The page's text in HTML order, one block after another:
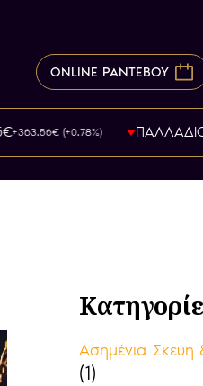
ONLINE ΡΑΝΤΕΒΟΥ
(+0.78%) ΠΑΛΛΑΔΙΟ:
Ασημένια Σκεύη
(1)